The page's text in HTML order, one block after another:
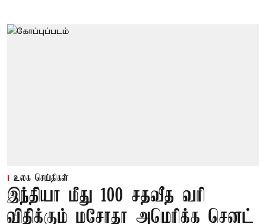
உலக செய்திகள்
இந்தியா மீது 100 சதவீத வரி
விதிக்கும் மசோதா அமெரிக்க செனட்